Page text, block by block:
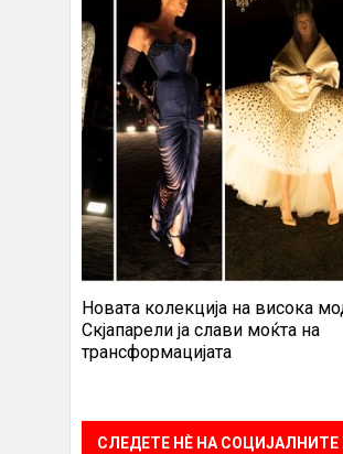
Новата колекција на висока
Скјапарели ја слави моќта на
трансформацијата
СЛЕДЕТЕ НÈ НА